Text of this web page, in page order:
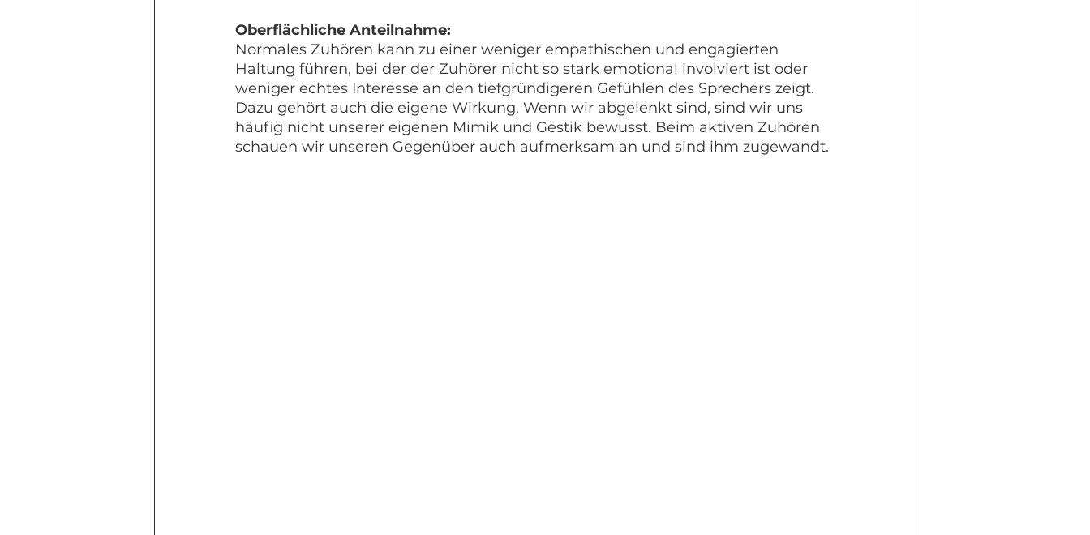
Oberflächliche Anteilnahme:
Normales Zuhören kann zu einer weniger empathischen und engagierten
Haltung führen, bei der der Zuhörer nicht so stark emotional involviert ist oder
weniger echtes Interesse an den tiefgründigeren Gefühlen des Sprechers zeigt.
Dazu gehört auch die eigene Wirkung. Wenn wir abgelenkt sind, sind wir uns
häufig nicht unserer eigenen Mimik und Gestik bewusst. Beim aktiven Zuhören
schauen wir unseren Gegenüber auch aufmerksam an und sind ihm zugewandt.